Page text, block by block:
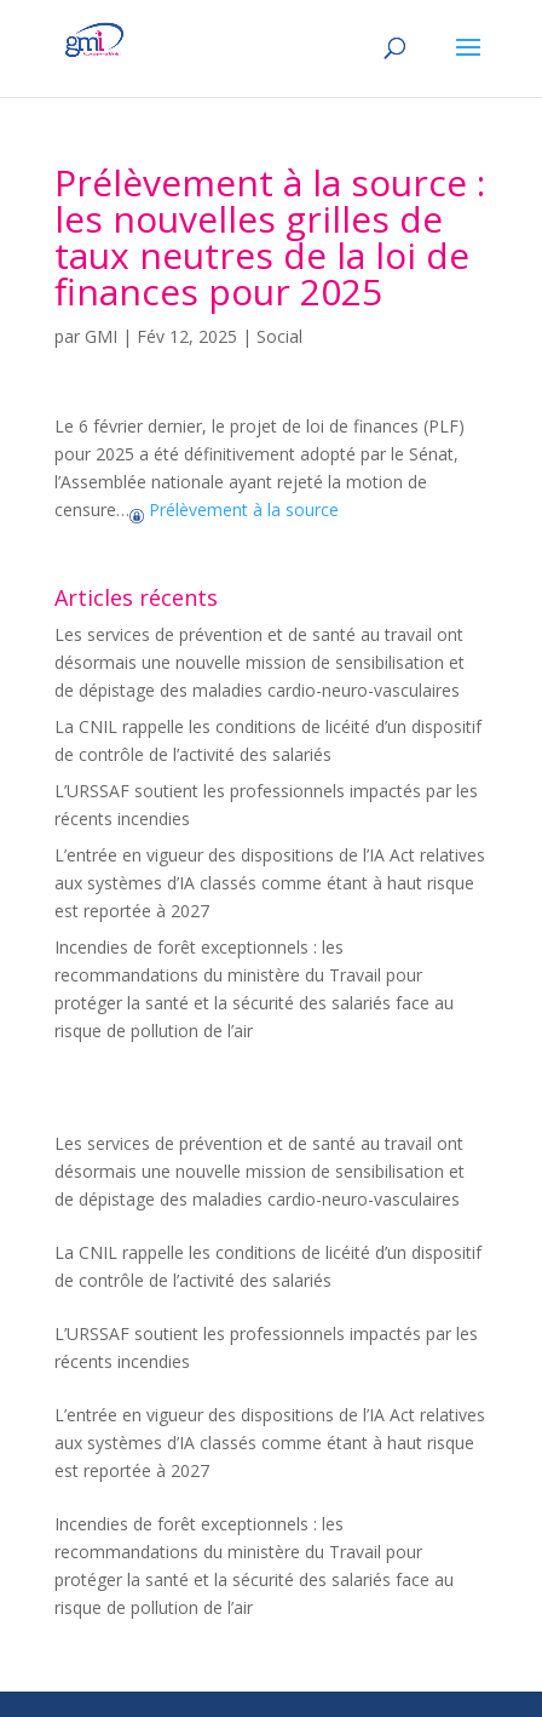
Prélèvement à la source :
les nouvelles grilles de
taux neutres de la loi de
finances pour 2025
par GMI | Fév 12, 2025 | Social
Le 6 février dernier, le projet de loi de finances (PLF)
pour 2025 a été définitivement adopté par le Sénat,
l’Assemblée nationale ayant rejeté la motion de
censure…
Prélèvement à la source
Articles récents
Les services de prévention et de santé au travail ont
désormais une nouvelle mission de sensibilisation et
de dépistage des maladies cardio-neuro-vasculaires
La CNIL rappelle les conditions de licéité d’un dispositif
de contrôle de l’activité des salariés
L’URSSAF soutient les professionnels impactés par les
récents incendies
L’entrée en vigueur des dispositions de l’IA Act relatives
aux systèmes d’IA classés comme étant à haut risque
est reportée à 2027
Incendies de forêt exceptionnels : les
recommandations du ministère du Travail pour
protéger la santé et la sécurité des salariés face au
risque de pollution de l’air
Les services de prévention et de santé au travail ont
désormais une nouvelle mission de sensibilisation et
de dépistage des maladies cardio-neuro-vasculaires
La CNIL rappelle les conditions de licéité d’un dispositif
de contrôle de l’activité des salariés
L’URSSAF soutient les professionnels impactés par les
récents incendies
L’entrée en vigueur des dispositions de l’IA Act relatives
aux systèmes d’IA classés comme étant à haut risque
est reportée à 2027
Incendies de forêt exceptionnels : les
recommandations du ministère du Travail pour
protéger la santé et la sécurité des salariés face au
risque de pollution de l’air